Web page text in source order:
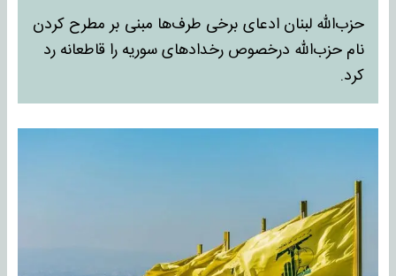
حزب‌الله لبنان ادعای برخی طرف‌ها مبنی بر مطرح کردن
نام حزب‌الله درخصوص رخدادهای سوریه را قاطعانه رد
کرد.